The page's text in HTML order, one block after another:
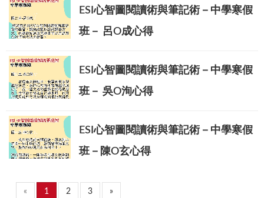
ESI心智圖閱讀術與筆記術－中學寒假
班－ 呂O成心得
ESI心智圖閱讀術與筆記術－中學寒假
班－ 吳O洵心得
ESI心智圖閱讀術與筆記術－中學寒假
班－陳O玄心得
« 1 2 3 »